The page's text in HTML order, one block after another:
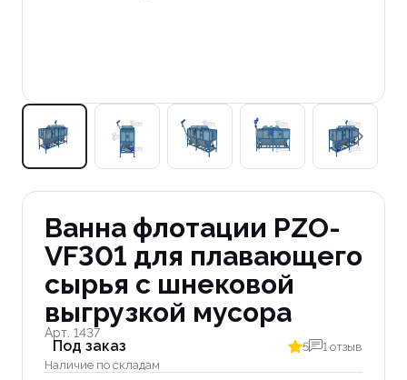
Ванна флотации PZO-
VF301 для плавающего
сырья с шнековой
выгрузкой мусора
Арт. 1437
Под заказ
Наличие по складам
5 1 отзыв